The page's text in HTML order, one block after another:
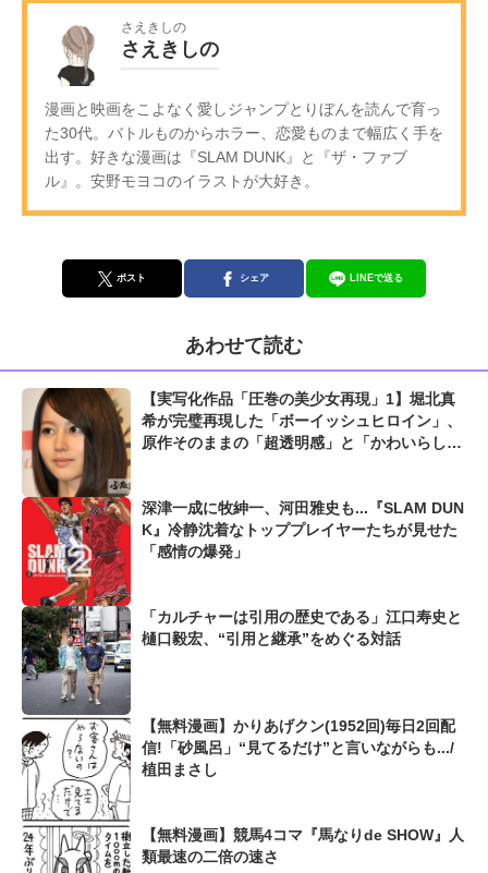
さえきしの
さえきしの
漫画と映画をこよなく愛しジャンプとりぼんを読んで育っ
た30代。バトルものからホラー、恋愛ものまで幅広く手を
出す。好きな漫画は『SLAM DUNK』と『ザ・ファブ
ル』。安野モヨコのイラストが大好き。
ポスト シェア LINEで送る
あわせて読む
【実写化作品「圧巻の美少女再現」1】堀北真
希が完璧再現した「ボーイッシュヒロイン」、
原作そのままの「超透明感」と「かわいらし
深津一成に牧紳一、河田雅史も...『SLAM DUN
K』冷静沈着なトッププレイヤーたちが見せた
「感情の爆発」
「カルチャーは引用の歴史である」江口寿史と
樋口毅宏、“引用と継承”をめぐる対話
【無料漫画】かりあげクン(1952回)毎日2回配
信!「砂風呂」“見てるだけ”と言いながらも.../
植田まさし
【無料漫画】競馬4コマ『馬なりde SHOW』人
類最速の二倍の速さ